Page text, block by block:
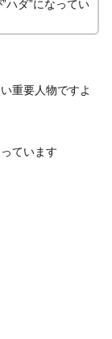
ハダ”になってい
重要人物ですよ
ています